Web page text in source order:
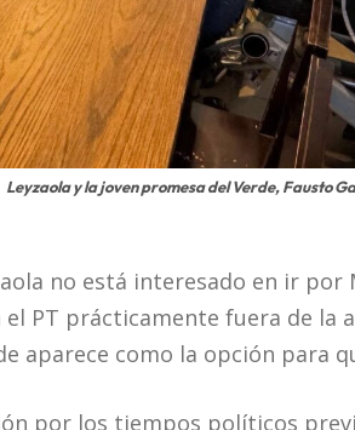
Leyzaola y la joven promesa del Verde, Fausto
no está interesado en ir por
PT prácticamente fuera de la
aparece como la opción para
por los tiempos políticos